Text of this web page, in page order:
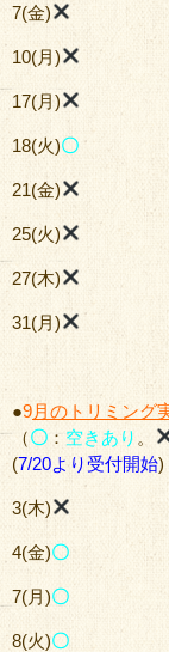
7(金)
10(月)
17(月)
18(火)〇
21(金)
25(火)
27(木)
31(月)
●9月のトリミング
（〇 ： 空きあり 。
(7/20より受付開始)
3(木)
4(金)〇
7(月)〇
8(火)〇